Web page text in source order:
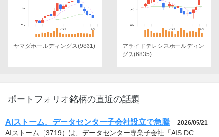
ヤマダホールディングス(9831)
アライドテレシスホールディン
グス(6835)
ポートフォリオ銘柄の直近の話題
AIストーム、データセンター子会社設立で急騰 2026/05/21
AIストーム（3719）は、データセンター専業子会社「AIS DC